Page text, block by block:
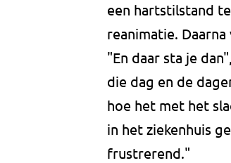
een hartstilstand
reanimatie.
"En daar sta je
die dag en de
hoe het met het
in het ziekenhuis
frustrerend."